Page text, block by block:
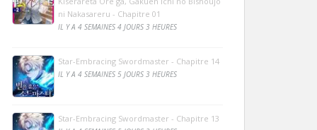
ni Nakasareru - Chapitre 01
IL Y A 4 SEMAINES 4 JOURS 3 HEURES
Star-Embracing Swordmaster - Chapitre 14
IL Y A 4 SEMAINES 5 JOURS 3 HEURES
Star-Embracing Swordmaster - Chapitre 13